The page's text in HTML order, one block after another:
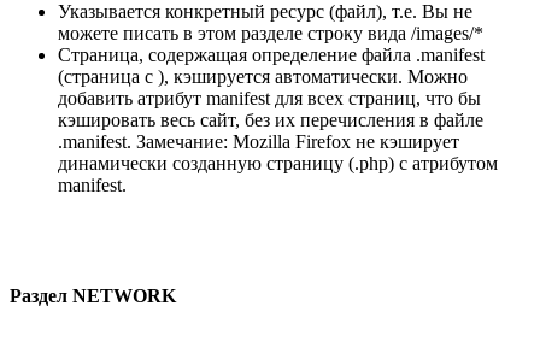
Указывается конкретный ресурс (файл), т.е. Вы не
можете писать в этом разделе строку вида /images/*
Страница, содержащая определение файла .manifest
(страница с ), кэшируется автоматически. Можно
добавить атрибут manifest для всех страниц, что бы
кэшировать весь сайт, без их перечисления в файле
.manifest. Замечание: Mozilla Firefox не кэширует
динамически созданную страницу (.php) с атрибутом
manifest.
Раздел NETWORK